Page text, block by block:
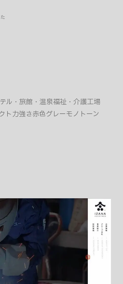
ル・旅館・温泉福祉・介護工場
ト力強さ赤色グレーモノトーン